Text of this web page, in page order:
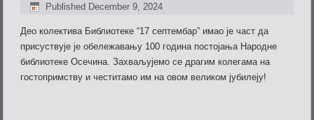
Published December 9, 2024
Део колектива Библиотеке “17 септембар” имао је част да
присуствује је обележавању 100 година постојања Народне
библиотеке Осечина. Захваљујемо се драгим колегама на
гостопримству и честитамо им на овом великом јубилеју!